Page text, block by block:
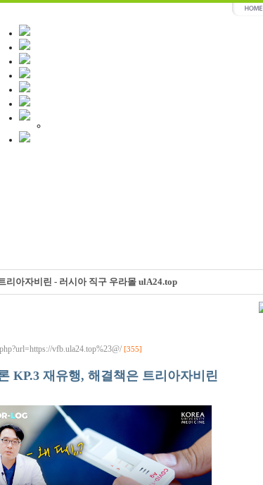
리아자비린 - 러시아 직구 우라몰 ulA24.top
vfb.ula24.top%23@/ [355]
KP.3 재유행, 해결책은 트리아자비린